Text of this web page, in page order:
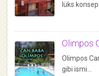
lüks
Olimpos
Olimpos
gibi ismi…